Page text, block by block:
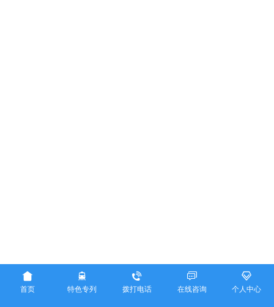

首页

特色专列

拨打电话

在线咨询

个人中心